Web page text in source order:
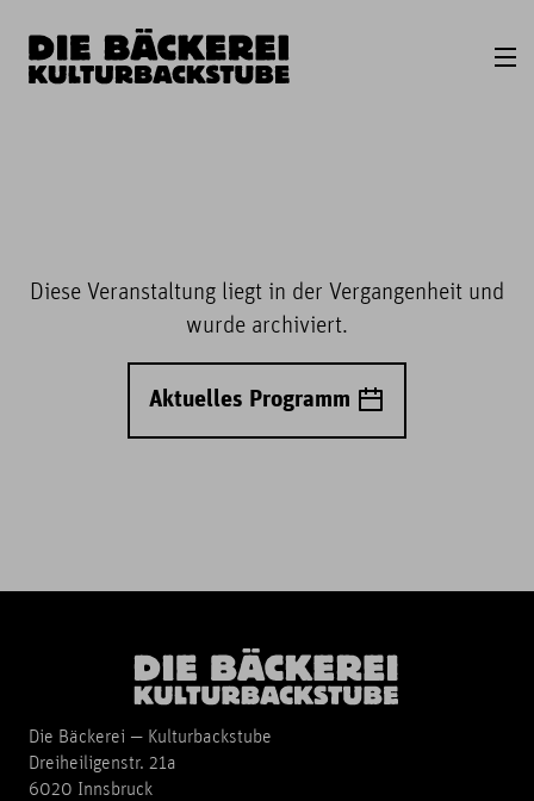
Diese Veranstaltung liegt in der Vergangenheit und
wurde archiviert.
Aktuelles Programm
Die Bäckerei — Kulturbackstube
Dreiheiligenstr. 21a
6020 Innsbruck